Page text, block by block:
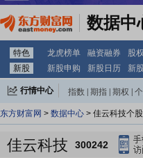
数据中
特色 龙虎榜单 融资融券 股
新股
新股申购 新股日历 新
行情中心 指数 期指 期权
东方财富网 > 数据中心 > 佳云科技个
佳云科技 300242